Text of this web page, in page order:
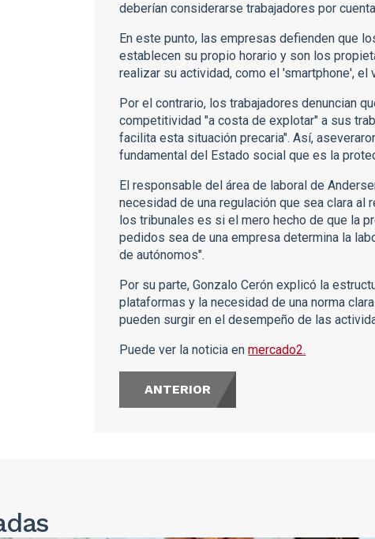
deberían considerarse trabajadores por
En este punto, las empresas defienden que
establecen su propio horario y son los
realizar su actividad, como el 'smartphone',
Por el contrario, los trabajadores denuncian
competitividad "a costa de explotar" a sus
facilita esta situación precaria". Así,
fundamental del Estado social que es la
El responsable del área de laboral de
necesidad de una regulación que sea clara al
los tribunales es si el mero hecho de que la
pedidos sea de una empresa determina la
de autónomos".
Por su parte, Gonzalo Cerón explicó la
plataformas y la necesidad de una norma
pueden surgir en el desempeño de las
Puede ver la noticia enmercado2.
ANTERIOR